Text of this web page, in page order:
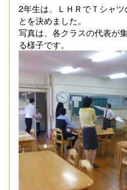
2年生は、ＬＨＲでＴシャ
とを決めました。
写真は、各クラスの代表が
る様子です。